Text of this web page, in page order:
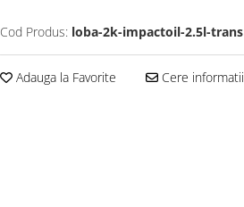
Cod Produs: loba-2k-impactoil-2.5l-trans
Adauga la Favorite Cere informatii